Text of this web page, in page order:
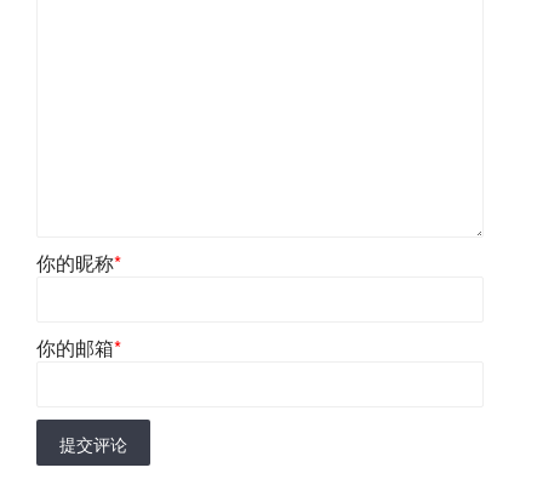
你的昵称*
你的邮箱*
提交评论